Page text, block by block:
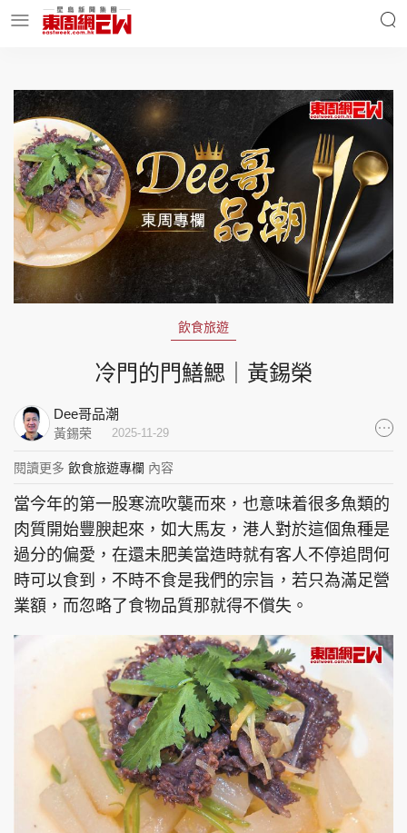
明星名人 時事財經
東周Ladies 優享生活
東周食玩通 會員活動
集團旗下品牌
東周刊 cazbuyer 東Touch
頭條日報 星島環球 The Standard
親子王 Oh!爸媽 JobMarket
飲食旅遊
冷門的門鱔鰓｜黃錫榮
Dee哥品潮
黃錫荣 2025-11-29
閱讀更多 飲食旅遊專欄 內容
當今年的第一股寒流吹襲而來，也意味着很多魚類的
肉質開始豐腴起來，如大馬友，港人對於這個魚種是
過分的偏愛，在還未肥美當造時就有客人不停追問何
時可以食到，不時不食是我們的宗旨，若只為滿足營
業額，而忽略了食物品質那就得不償失。